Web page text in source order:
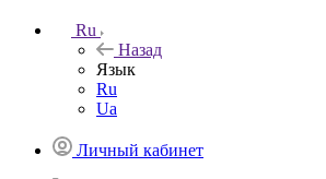
Ru
Назад
Язык
Ru
Ua
Личный кабинет